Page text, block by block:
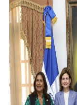
-Propeep y
Ministerio de
MICM y
Bienes
Residentes en